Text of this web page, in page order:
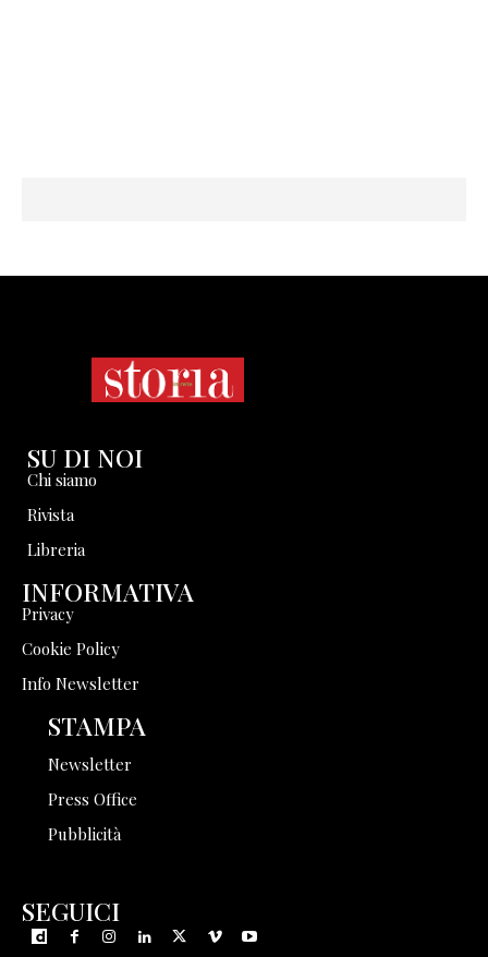
SU DI NOI
Chi siamo
Rivista
Libreria
INFORMATIVA
Privacy
Cookie Policy
Info Newsletter
STAMPA
Newsletter
Press Office
Pubblicità
SEGUICI